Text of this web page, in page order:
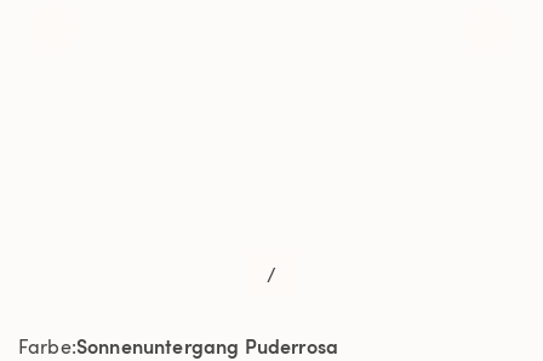
/
Farbe Sonnenuntergang Puderrosa